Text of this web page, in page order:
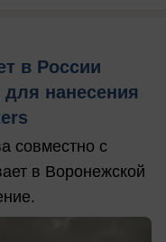
в России
для нанесения
совместно с
в Воронежской